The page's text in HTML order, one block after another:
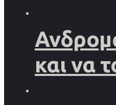
και να